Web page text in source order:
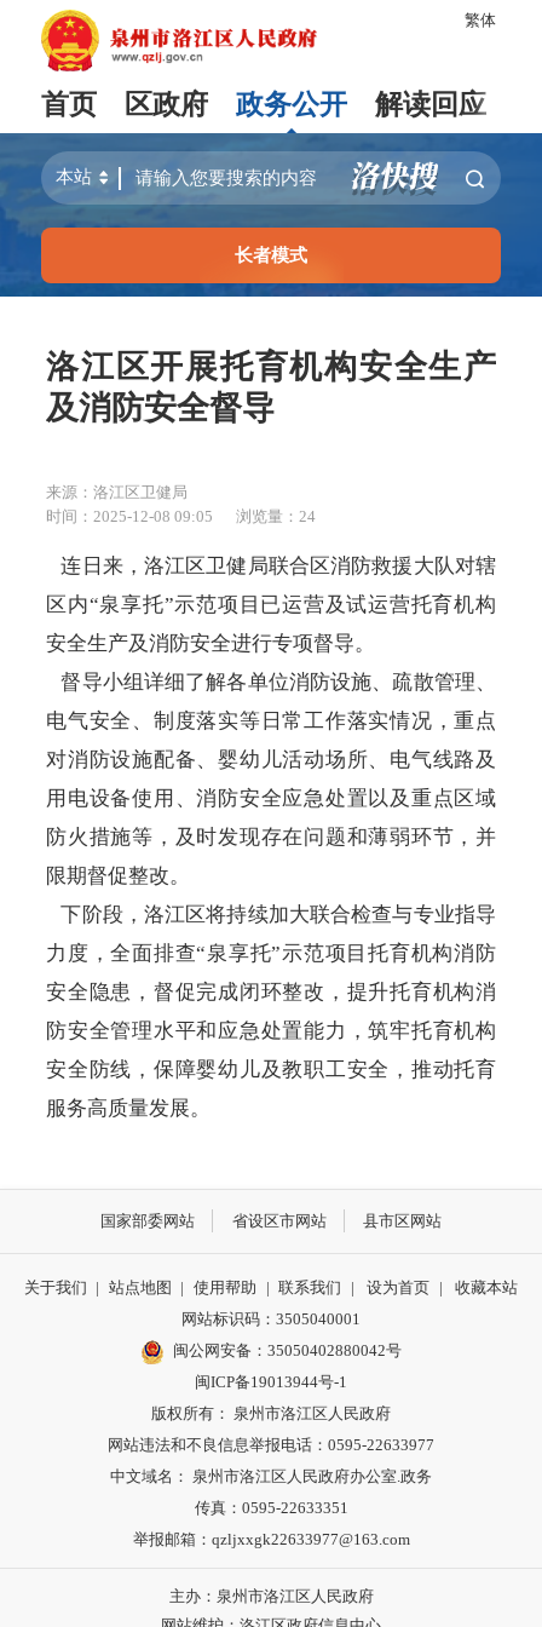
繁体
首页 区政府 政务公开 解读回应
长者模式
洛江区开展托育机构安全生产
及消防安全督导
来源：洛江区卫健局
时间：2025-12-08 09:05
浏览量： 24
连日来，洛江区卫健局联合区消防救援大队对辖
区内“泉享托”示范项目已运营及试运营托育机构
安全生产及消防安全进行专项督导。
督导小组详细了解各单位消防设施、疏散管理、
电气安全、制度落实等日常工作落实情况，重点
对消防设施配备、婴幼儿活动场所、电气线路及
用电设备使用、消防安全应急处置以及重点区域
防火措施等，及时发现存在问题和薄弱环节，并
限期督促整改。
下阶段，洛江区将持续加大联合检查与专业指导
力度，全面排查“泉享托”示范项目托育机构消防
安全隐患，督促完成闭环整改，提升托育机构消
防安全管理水平和应急处置能力，筑牢托育机构
安全防线，保障婴幼儿及教职工安全，推动托育
服务高质量发展。
国家部委网站 省设区市网站 县市区网站
关于我们 | 站点地图 | 使用帮助 | 联系我们 | 设为首页 |
收藏本站
网站标识码：3505040001
闽公网安备：35050402880042号
闽ICP备19013944号-1
版权所有： 泉州市洛江区人民政府
网站违法和不良信息举报电话：0595-22633977
中文域名： 泉州市洛江区人民政府办公室.政务
传真：0595-22633351
举报邮箱：qzljxxgk22633977@163.com
主办：泉州市洛江区人民政府